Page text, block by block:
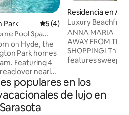
Park Calificación promedio: 5
5 (4)
Pool Spa
on Hyde, the
Park homes
Featuring 4
over nearly
ceilings. This
pool & spa
feature,
commercial
Residencia en
Luxury
ANNA MARIA-
AWAY FROM THE
SHOPPING! This
features
Bridge. With 4
entertainment
amazing retreat
populares en los
de lujo en
Sarasota